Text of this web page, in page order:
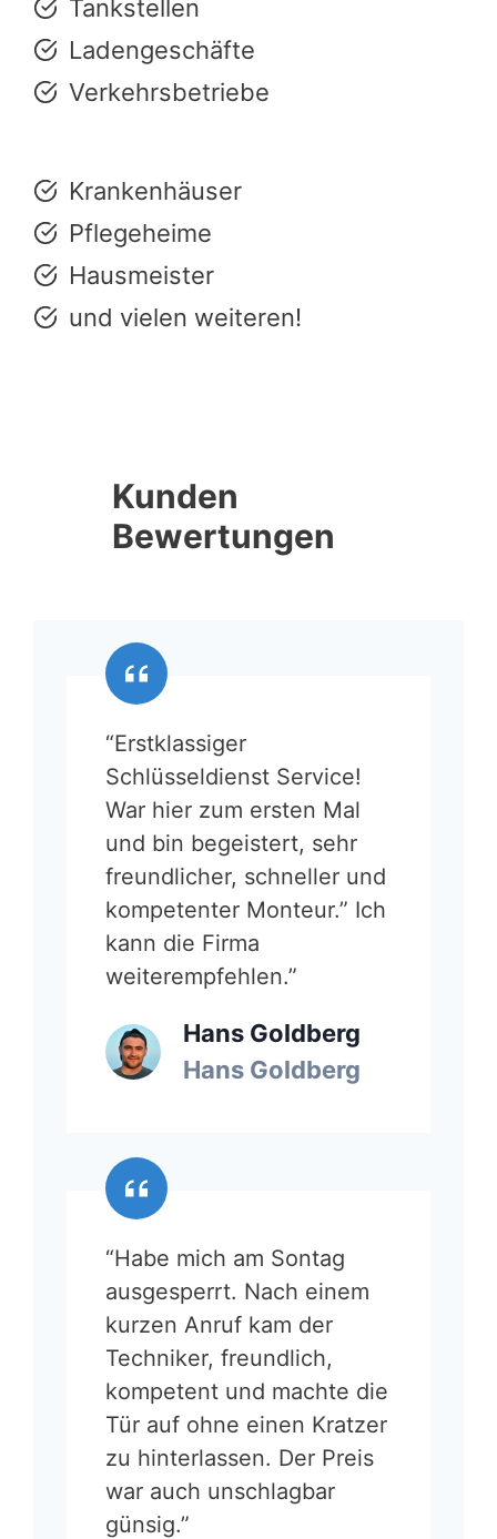
Tankstellen
Ladengeschäfte
Verkehrsbetriebe
Krankenhäuser
Pflegeheime
Hausmeister
und vielen weiteren!
Kunden
Bewertungen
“Erstklassiger
Schlüsseldienst Service!
War hier zum ersten Mal
und bin begeistert, sehr
freundlicher, schneller und
kompetenter Monteur.” Ich
kann die Firma
weiterempfehlen.”
Hans Goldberg
Hans Goldberg
“Habe mich am Sontag
ausgesperrt. Nach einem
kurzen Anruf kam der
Techniker, freundlich,
kompetent und machte die
Tür auf ohne einen Kratzer
zu hinterlassen. Der Preis
war auch unschlagbar
günsig.”